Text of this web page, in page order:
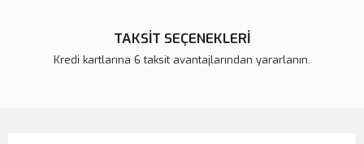
TAKSİT SEÇENEKLERİ
Kredi kartlarına 6 taksit avantajlarından yararlanın.